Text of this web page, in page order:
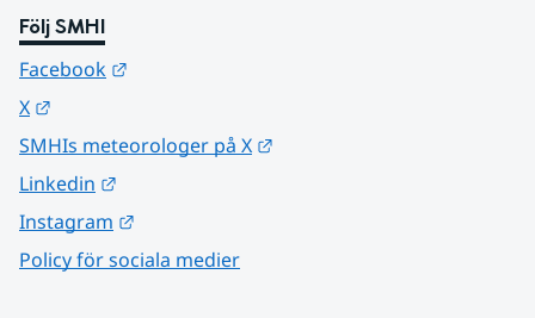
Följ SMHI
Facebook
X
SMHIs meteorologer på X
Linkedin
Instagram
Policy för sociala medier